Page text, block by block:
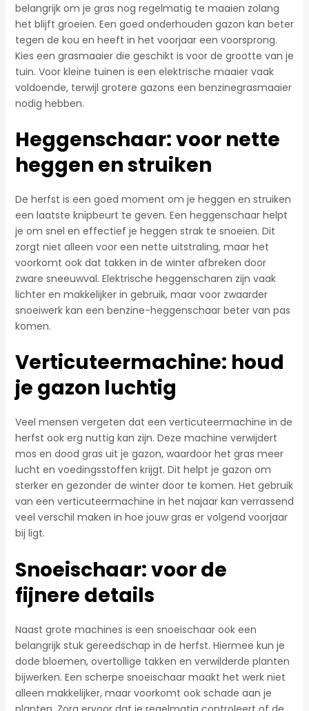
belangrijk om je gras nog regelmatig te maaien zolang
het blijft groeien. Een goed onderhouden gazon kan beter
tegen de kou en heeft in het voorjaar een voorsprong.
Kies een grasmaaier die geschikt is voor de grootte van je
tuin. Voor kleine tuinen is een elektrische maaier vaak
voldoende, terwijl grotere gazons een benzinegrasmaaier
nodig hebben.
Heggenschaar: voor nette
heggen en struiken
De herfst is een goed moment om je heggen en struiken
een laatste knipbeurt te geven. Een heggenschaar helpt
je om snel en effectief je heggen strak te snoeien. Dit
zorgt niet alleen voor een nette uitstraling, maar het
voorkomt ook dat takken in de winter afbreken door
zware sneeuwval. Elektrische heggenscharen zijn vaak
lichter en makkelijker in gebruik, maar voor zwaarder
snoeiwerk kan een benzine-heggenschaar beter van pas
komen.
Verticuteermachine: houd
je gazon luchtig
Veel mensen vergeten dat een verticuteermachine in de
herfst ook erg nuttig kan zijn. Deze machine verwijdert
mos en dood gras uit je gazon, waardoor het gras meer
lucht en voedingsstoffen krijgt. Dit helpt je gazon om
sterker en gezonder de winter door te komen. Het gebruik
van een verticuteermachine in het najaar kan verrassend
veel verschil maken in hoe jouw gras er volgend voorjaar
bij ligt.
Snoeischaar: voor de
fijnere details
Naast grote machines is een snoeischaar ook een
belangrijk stuk gereedschap in de herfst. Hiermee kun je
dode bloemen, overtollige takken en verwilderde planten
bijwerken. Een scherpe snoeischaar maakt het werk niet
alleen makkelijker, maar voorkomt ook schade aan je